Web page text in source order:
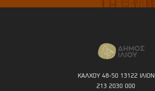
ΚΑΛΧΟΥ 48-50 13122 ΙΛΙΟΝ
213 2030 000